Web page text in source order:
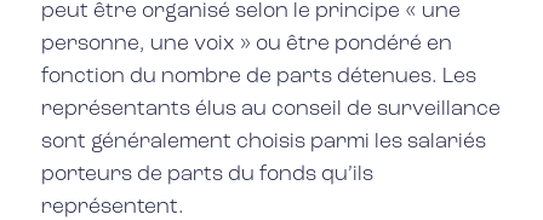
peut être organisé selon le principe « une
personne, une voix » ou être pondéré en
fonction du nombre de parts détenues. Les
représentants élus au conseil de surveillance
sont généralement choisis parmi les salariés
porteurs de parts du fonds qu’ils
représentent.